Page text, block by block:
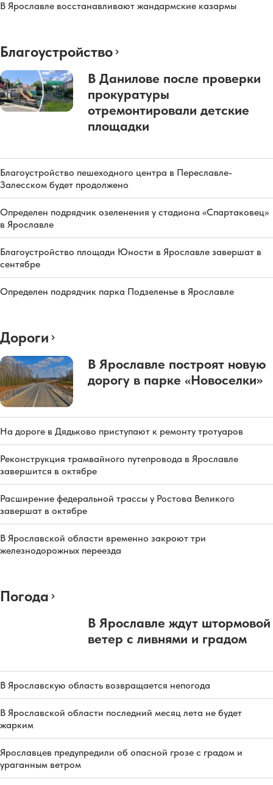
В Ярославле восстанавливают жандармские казармы
Благоустройство
В Данилове после проверки
прокуратуры
отремонтировали детские
площадки
Благоустройство пешеходного центра в Переславле-
Залесском будет продолжено
Определен подрядчик озеленения у стадиона «Спартаковец»
в Ярославле
Благоустройство площади Юности в Ярославле завершат в
сентябре
Определен подрядчик парка Подзеленье в Ярославле
Дороги
В Ярославле построят новую
дорогу в парке «Новоселки»
На дороге в Дядьково приступают к ремонту тротуаров
Реконструкция трамвайного путепровода в Ярославле
завершится в октябре
Расширение федеральной трассы у Ростова Великого
завершат в октябре
В Ярославской области временно закроют три
железнодорожных переезда
Погода
В Ярославле ждут штормовой
ветер с ливнями и градом
В Ярославскую область возвращается непогода
В Ярославской области последний месяц лета не будет
жарким
Ярославцев предупредили об опасной грозе с градом и
ураганным ветром